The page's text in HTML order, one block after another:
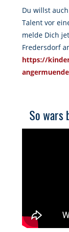
Du willst
Talent vor
melde Dich
Fredersdorf
https://
So wars